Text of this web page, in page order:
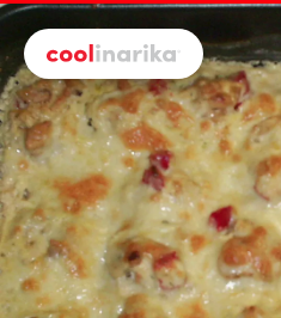
Preskoči na glavni sadržaj